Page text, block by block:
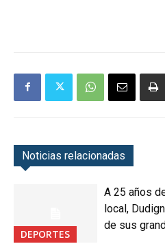
Noticias relacionadas
DEPORTES
A 25 años
local,
de sus